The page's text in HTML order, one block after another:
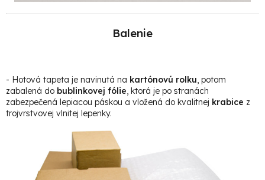
Balenie
- Hotová tapeta je navinutá na kartónovú rolku, potom
zabalená do bublinkovej fólie, ktorá je po stranách
zabezpečená lepiacou páskou a vložená do kvalitnej krabice z
trojvrstvovej vlnitej lepenky.